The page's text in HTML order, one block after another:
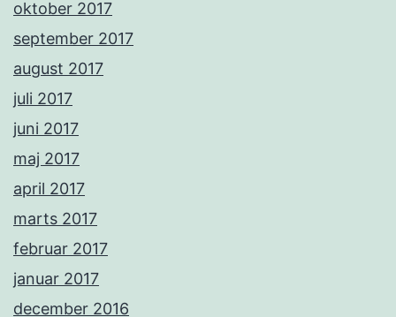
oktober 2017
september 2017
august 2017
juli 2017
juni 2017
maj 2017
april 2017
marts 2017
februar 2017
januar 2017
december 2016